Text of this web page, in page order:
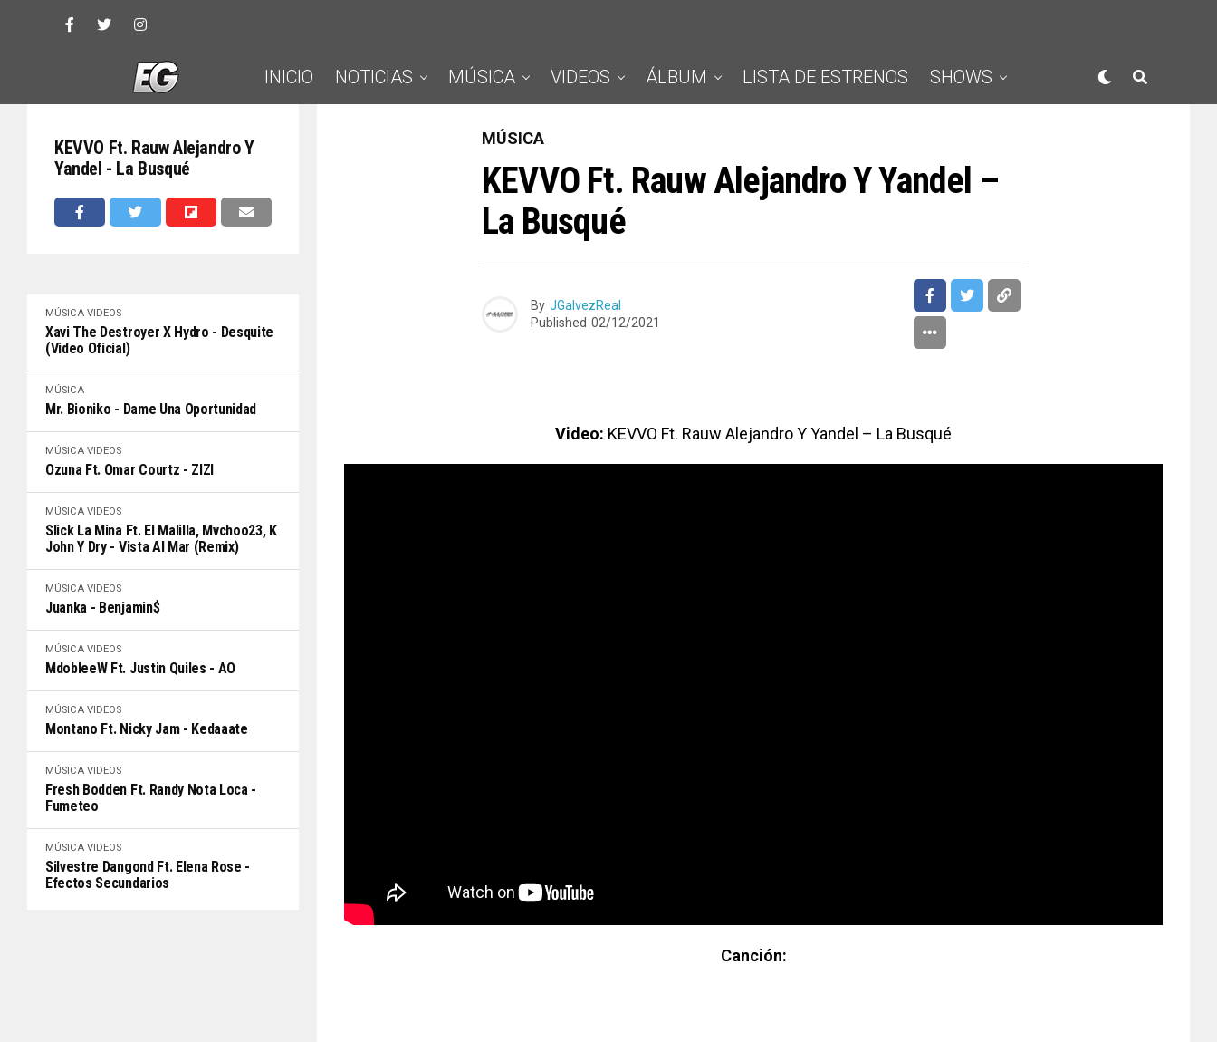
INICIO NOTICIAS MÚSICA VIDEOS ÁLBUM LISTA DE ESTRENOS SHOWS
KEVVO Ft. Rauw Alejandro Y
Yandel - La Busqué
MÚSICA VIDEOS
Xavi The Destroyer X Hydro - Desquite
(Video Oficial)
MÚSICA
Mr. Bioniko - Dame Una Oportunidad
MÚSICA VIDEOS
Ozuna Ft. Omar Courtz - ZIZI
MÚSICA VIDEOS
Slick La Mina Ft. El Malilla, Mvchoo23, K
John Y Dry - Vista Al Mar (Remix)
MÚSICA VIDEOS
Juanka - Benjamin$
MÚSICA VIDEOS
MdobleeW Ft. Justin Quiles - AO
MÚSICA VIDEOS
Montano Ft. Nicky Jam - Kedaaate
MÚSICA VIDEOS
Fresh Bodden Ft. Randy Nota Loca -
Fumeteo
MÚSICA VIDEOS
Silvestre Dangond Ft. Elena Rose -
Efectos Secundarios
MÚSICA
KEVVO Ft. Rauw Alejandro Y Yandel –
La Busqué
By JGalvezReal
Published 02/12/2021
Video: KEVVO Ft. Rauw Alejandro Y Yandel – La Busqué
Canción: